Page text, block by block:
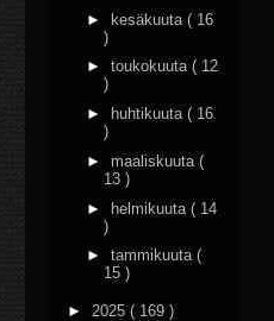
► kesäkuuta ( 16
)
► toukokuuta ( 12
)
►
huhtikuuta ( 16
)
► maaliskuuta (
13 )
► helmikuuta ( 14
)
► tammikuuta (
15 )
► 2025 ( 169 )